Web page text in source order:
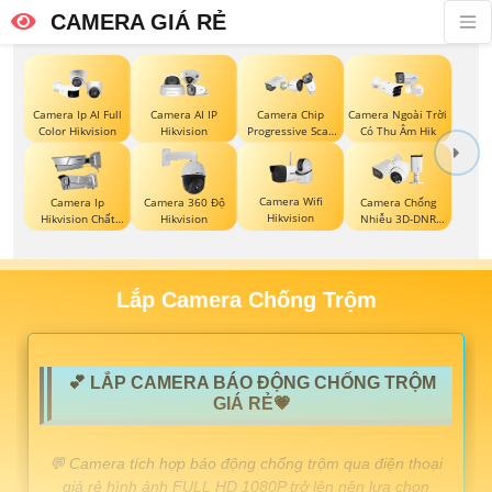
CAMERA GIÁ RẺ
Camera Ip AI Full
Color Hikvision
Camera AI IP
Hikvision
Camera Chip
Progressive Scan
CMOS Hikvision
Camera Ngoài Trời
Có Thu Âm Hik
Camera Ip
Hikvision Chất
Lượng
Camera 360 Độ
Hikvision
Camera Wifi
Hikvision
Camera Chống
Nhiễu 3D-DNR
Dahua
Lắp Camera Chống Trộm
💕 LẮP CAMERA BÁO ĐỘNG CHỐNG TRỘM
GIÁ RẺ💗
️💬 Camera tích hợp báo động chống trộm qua điện thoại
giá rẻ hình ảnh FULL HD 1080P trở lên nên lựa chọn